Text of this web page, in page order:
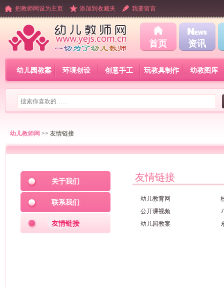
把教师网设为主页 添加到收藏夹 我要留言
首页 资讯
幼儿园教案 环境创设 创意手工 玩教具制作 幼教图库
幼儿教师网 >> 友情链接
友情链接
关于我们
联系我们
友情链接
幼儿教育网
公开课视频
幼儿园教案